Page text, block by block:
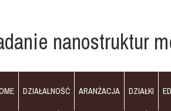
nanostruktur
DZIAŁALNOŚĆ ARANŻACJA DZIAŁKI